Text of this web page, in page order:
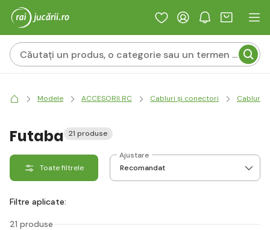
Modele ACCESORII RC Cabluri și conectori Cabluri
Futaba 21 produse
Toate filtrele
Ajustare
Filtre aplicate:
21 produse